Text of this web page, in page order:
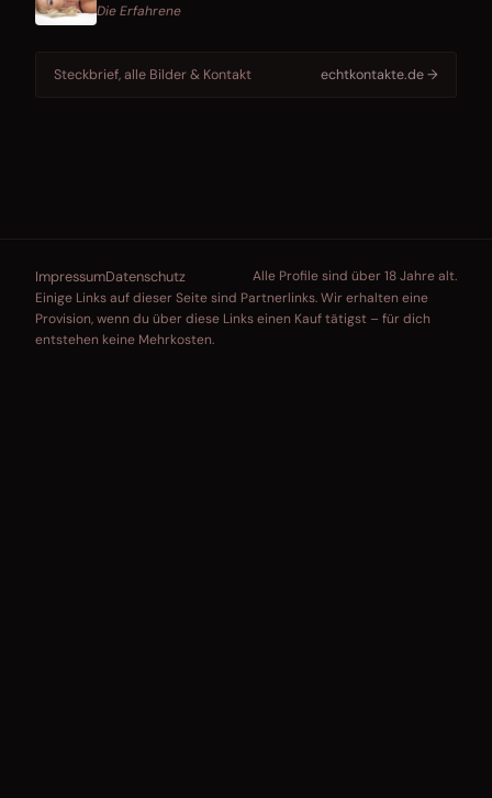
Die Erfahrene
Steckbrief, alle Bilder & Kontakt echtkontakte.de →
ImpressumDatenschutz
Alle Profile sind über 18 Jahre alt.
Einige Links auf dieser Seite sind Partnerlinks. Wir erhalten eine
Provision, wenn du über diese Links einen Kauf tätigst – für dich
entstehen keine Mehrkosten.